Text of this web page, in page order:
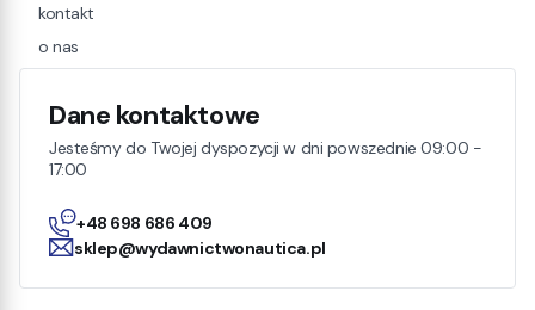
Dane kontaktowe
Jesteśmy do Twojej dyspozycji w dni powszednie 09:00 -
17:00
+48 698 686 409
sklep@wydawnictwonautica.pl
kontakt
o nas